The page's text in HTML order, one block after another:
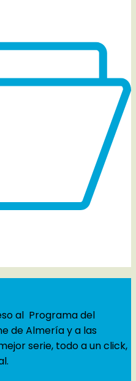
al Programa del
de Almería y a las
serie, todo a un click,